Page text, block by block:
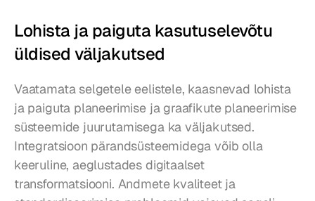
Lohista ja paiguta kasutuselevõtu
üldised väljakutsed
Vaatamata selgetele eelistele, kaasnevad lohista
ja paiguta planeerimise ja graafikute planeerimise
süsteemide juurutamisega ka väljakutsed.
Integratsioon pärandsüsteemidega võib olla
keeruline, aeglustades digitaalset
transformatsiooni. Andmete kvaliteet ja